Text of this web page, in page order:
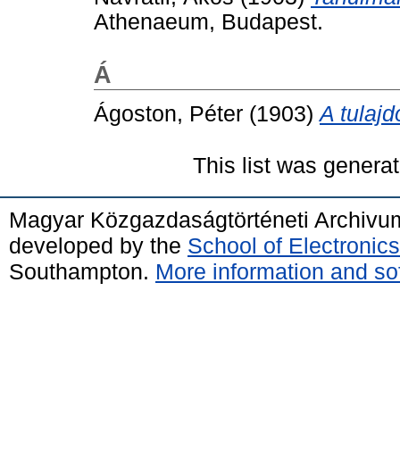
Athenaeum, Budapest.
Á
Ágoston, Péter (1903)A
This list was
Magyar Közgazdaságtörténeti
developed by the School of
Southampton. More information and